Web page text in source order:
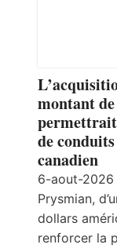
montant
permettrait
de
canadien
6-aout-2026
Prysmian,
dollars
renforcer la